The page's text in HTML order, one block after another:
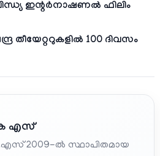
ഇന്റര്‍നാഷണല്‍ ഫിലിം
തീയേറ്ററുകളിൽ 100 ദിവസം
എസ്
2009-ൽ സ്ഥാപിതമായ